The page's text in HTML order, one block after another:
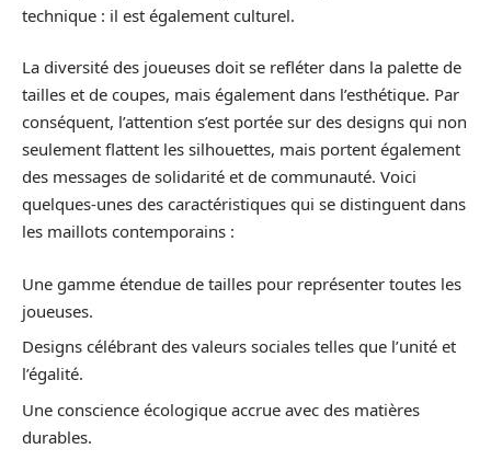
technique : il est également culturel.
La diversité des joueuses doit se refléter dans la palette de
tailles et de coupes, mais également dans l’esthétique. Par
conséquent, l’attention s’est portée sur des designs qui non
seulement flattent les silhouettes, mais portent également
des messages de solidarité et de communauté. Voici
quelques-unes des caractéristiques qui se distinguent dans
les maillots contemporains :
Une gamme étendue de tailles pour représenter toutes les
joueuses.
Designs célébrant des valeurs sociales telles que l’unité et
l’égalité.
Une conscience écologique accrue avec des matières
durables.